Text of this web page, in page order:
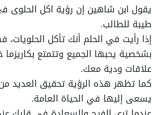
يقول ابن شاهين إن رؤية اكل الحلوى
طيبة للطالب.
إذا رأيت في الحلم أنك تأكل
بشخصية يحبها الجميع وتتمتع
علاقات ودية معك.
كما تظهر هذه الرؤية تحقيق العديد
يسعى إليها في الحياة العامة.